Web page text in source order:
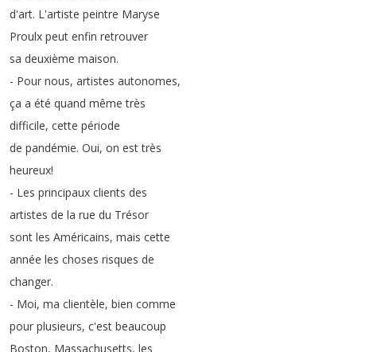
d'art. L'artiste peintre Maryse
Proulx peut enfin retrouver
sa deuxième maison.
- Pour nous, artistes autonomes,
ça a été quand même très
difficile, cette période
de pandémie. Oui, on est très
heureux!
- Les principaux clients des
artistes de la rue du Trésor
sont les Américains, mais cette
année les choses risques de
changer.
- Moi, ma clientèle, bien comme
pour plusieurs, c'est beaucoup
Boston, Massachusetts, les